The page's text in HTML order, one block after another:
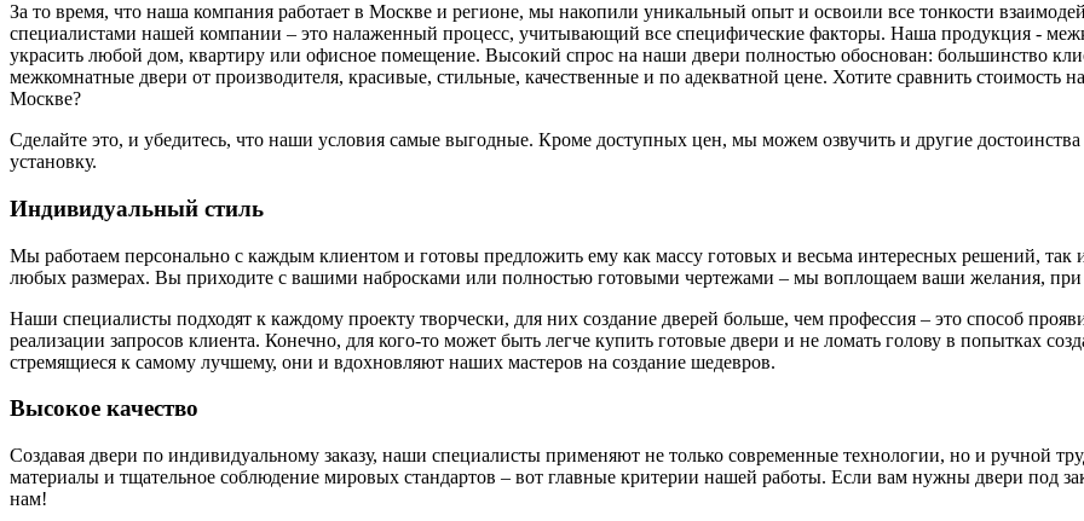
За то время, что наша компания работает в Москве и регионе, мы накопили уникальный опыт и освоили все тонкости
специалистами нашей компании – это налаженный процесс, учитывающий все специфические факторы. Наша продукция -
украсить любой дом, квартиру или офисное помещение. Высокий спрос на наши двери полностью обоснован: большинство
межкомнатные двери от производителя, красивые, стильные, качественные и по адекватной цене. Хотите сравнить
Москве?
Сделайте это, и убедитесь, что наши условия самые выгодные. Кроме доступных цен, мы можем озвучить и другие
установку.
Индивидуальный стиль
Мы работаем персонально с каждым клиентом и готовы предложить ему как массу готовых и весьма интересных решений, так
любых размерах. Вы приходите с вашими набросками или полностью готовыми чертежами – мы воплощаем ваши желания, при
Наши специалисты подходят к каждому проекту творчески, для них создание дверей больше, чем профессия – это способ
реализации запросов клиента. Конечно, для кого-то может быть легче купить готовые двери и не ломать голову в попытках
стремящиеся к самому лучшему, они и вдохновляют наших мастеров на создание шедевров.
Высокое качество
Создавая двери по индивидуальному заказу, наши специалисты применяют не только современные технологии, но и ручной
материалы и тщательное соблюдение мировых стандартов – вот главные критерии нашей работы. Если вам нужны двери под
нам!